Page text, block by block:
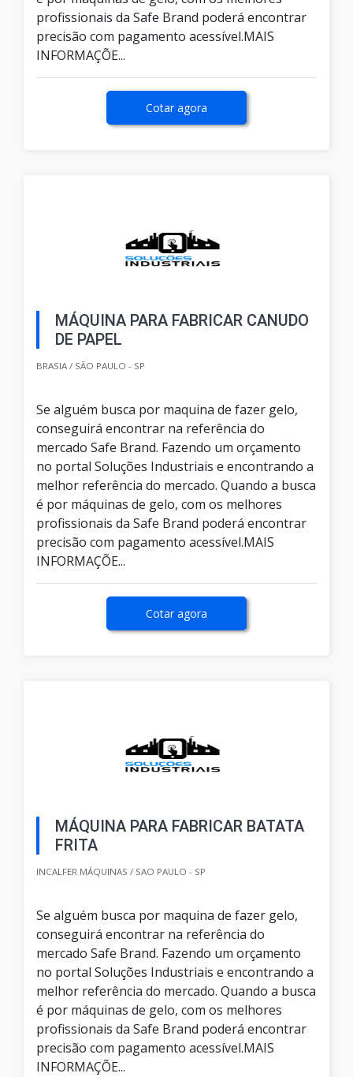
profissionais da Safe Brand poderá encontrar
precisão com pagamento acessível.MAIS
INFORMAÇÕE...
Cotar agora
MÁQUINA PARA FABRICAR CANUDO
DE PAPEL
BRASIA / SÃO PAULO - SP
Se alguém busca por maquina de fazer gelo,
conseguirá encontrar na referência do
mercado Safe Brand. Fazendo um orçamento
no portal Soluções Industriais e encontrando a
melhor referência do mercado. Quando a busca
é por máquinas de gelo, com os melhores
profissionais da Safe Brand poderá encontrar
precisão com pagamento acessível.MAIS
INFORMAÇÕE...
Cotar agora
MÁQUINA PARA FABRICAR BATATA
FRITA
INCALFER MÁQUINAS / SAO PAULO - SP
Se alguém busca por maquina de fazer gelo,
conseguirá encontrar na referência do
mercado Safe Brand. Fazendo um orçamento
no portal Soluções Industriais e encontrando a
melhor referência do mercado. Quando a busca
é por máquinas de gelo, com os melhores
profissionais da Safe Brand poderá encontrar
precisão com pagamento acessível.MAIS
INFORMAÇÕE...